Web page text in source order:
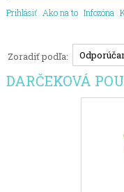
Prihlásiť Ako na to Infozóna
Zoradiť podľa:
DARČEKOVÁ